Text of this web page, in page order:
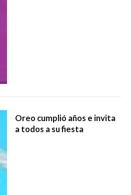
Oreo cumplió años e invita
a todos a su fiesta